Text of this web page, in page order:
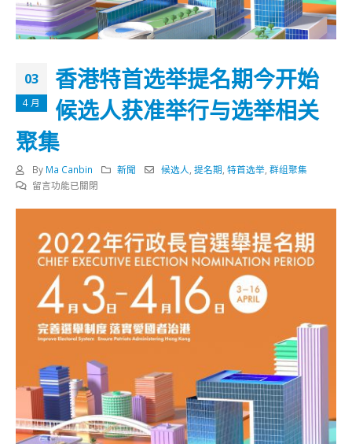
03
4 月
香港特首选举提名期今开始
候选人获准举行与选举相关
聚集
By Ma Canbin 新聞 候选人,提名期,特首选举,群组聚集
在
特
首
选
名
期
今
始
候
选
人
获
留言功能已關閉